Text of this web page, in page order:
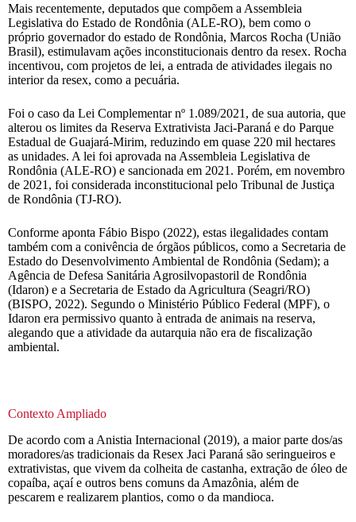
Mais recentemente, deputados que compõem a Assembleia
Legislativa do Estado de Rondônia (ALE-RO), bem como o
próprio governador do estado de Rondônia, Marcos Rocha (União
Brasil), estimulavam ações inconstitucionais dentro da resex. Rocha
incentivou, com projetos de lei, a entrada de atividades ilegais no
interior da resex, como a pecuária.
Foi o caso da Lei Complementar nº 1.089/2021, de sua autoria, que
alterou os limites da Reserva Extrativista Jaci-Paraná e do Parque
Estadual de Guajará-Mirim, reduzindo em quase 220 mil hectares
as unidades. A lei foi aprovada na Assembleia Legislativa de
Rondônia (ALE-RO) e sancionada em 2021. Porém, em novembro
de 2021, foi considerada inconstitucional pelo Tribunal de Justiça
de Rondônia (TJ-RO).
Conforme aponta Fábio Bispo (2022), estas ilegalidades contam
também com a conivência de órgãos públicos, como a Secretaria de
Estado do Desenvolvimento Ambiental de Rondônia (Sedam); a
Agência de Defesa Sanitária Agrosilvopastoril de Rondônia
(Idaron) e a Secretaria de Estado da Agricultura (Seagri/RO)
(BISPO, 2022). Segundo o Ministério Público Federal (MPF), o
Idaron era permissivo quanto à entrada de animais na reserva,
alegando que a atividade da autarquia não era de fiscalização
ambiental.
Contexto Ampliado
De acordo com a Anistia Internacional (2019), a maior parte dos/as
moradores/as tradicionais da Resex Jaci Paraná são seringueiros e
extrativistas, que vivem da colheita de castanha, extração de óleo de
copaíba, açaí e outros bens comuns da Amazônia, além de
pescarem e realizarem plantios, como o da mandioca.